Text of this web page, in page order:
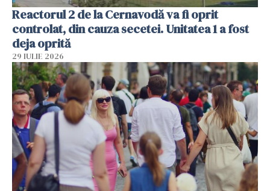
Reactorul 2 de la Cernavodă va fi oprit
controlat, din cauza secetei. Unitatea 1 a fost
deja oprită
29 IULIE 2026